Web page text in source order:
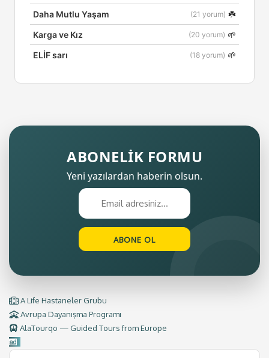
Daha Mutlu Yaşam (21 yorum) ☘️
Karga ve Kız (20 yorum) 🌱
ELİF sarı (18 yorum) 🌱
ABONELİK FORMU
Yeni yazılardan haberin olsun.
A Life Hastaneler Grubu
Avrupa Dayanışma Programı
AlaTourqo — Guided Tours from Europe